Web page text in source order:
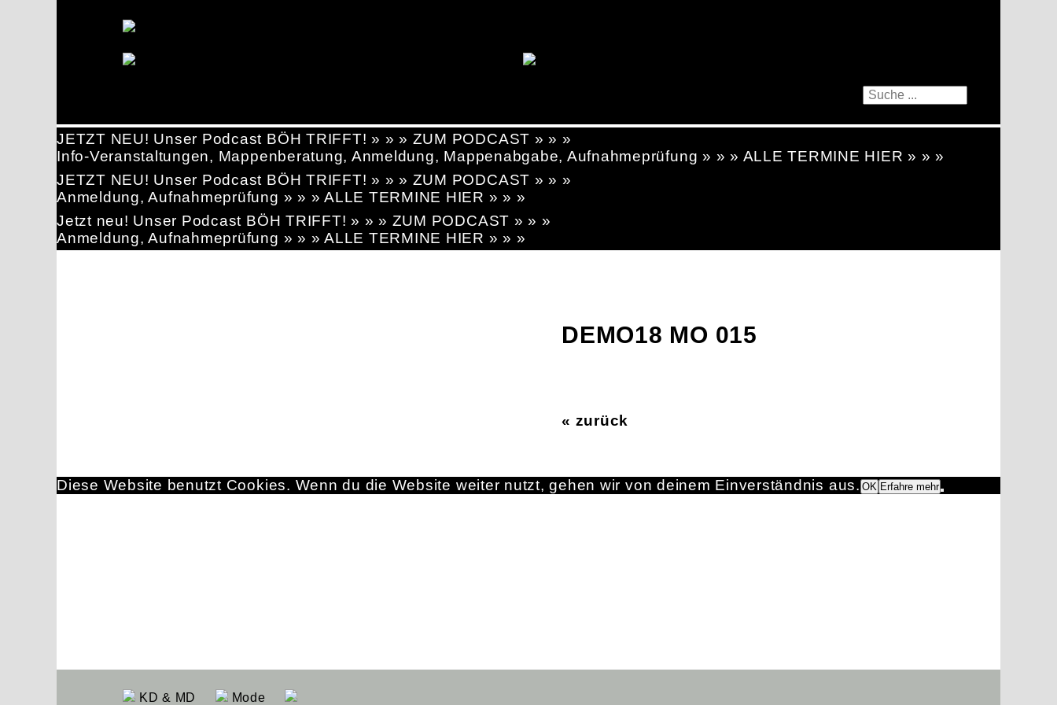
JETZT NEU! Unser Podcast BÖH TRIFFT! » » » ZUM PODCAST » » »
Info-Veranstaltungen, Mappenberatung, Anmeldung, Mappenabgabe, Aufnahmeprüfung » » » ALLE TERMINE HIER » » »
JETZT NEU! Unser Podcast BÖH TRIFFT! » » » ZUM PODCAST » » »
Anmeldung, Aufnahmeprüfung » » » ALLE TERMINE HIER » » »
Jetzt neu! Unser Podcast BÖH TRIFFT! » » » ZUM PODCAST » » »
Anmeldung, Aufnahmeprüfung » » » ALLE TERMINE HIER » » »
DEMO18 MO 015
« zurück
KD & MD Mode
Diese Website benutzt Cookies. Wenn du die Website weiter nutzt, gehen wir von deinem Einverständnis aus. OK Erfahre mehr